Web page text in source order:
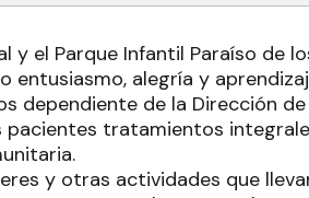
y el Parque Infantil Paraíso de
alegría y
dependiente de la Dirección
pacientes tratamientos
y otras actividades que